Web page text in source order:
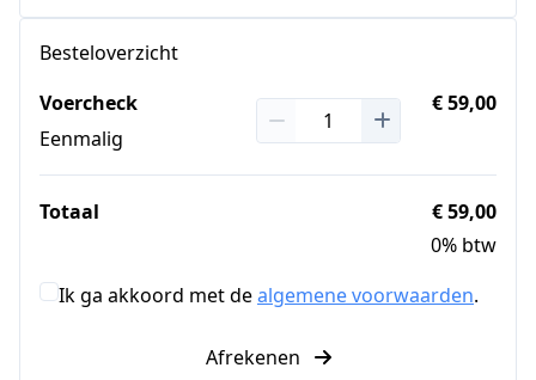
Besteloverzicht
Voercheck
Eenmalig
€ 59,00
Totaal
€ 59,00
0% btw
Ik ga akkoord met dealgemene voorwaarden.
Afrekenen